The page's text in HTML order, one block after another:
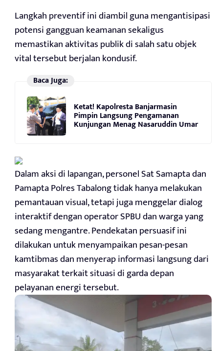
Langkah preventif ini diambil guna mengantisipasi
potensi gangguan keamanan sekaligus
memastikan aktivitas publik di salah satu objek
vital tersebut berjalan kondusif.
Baca Juga:
Ketat! Kapolresta Banjarmasin
Pimpin Langsung Pengamanan
Kunjungan Menag Nasaruddin Umar
Dalam aksi di lapangan, personel Sat Samapta dan
Pamapta Polres Tabalong tidak hanya melakukan
pemantauan visual, tetapi juga menggelar dialog
interaktif dengan operator SPBU dan warga yang
sedang mengantre. Pendekatan persuasif ini
dilakukan untuk menyampaikan pesan-pesan
kamtibmas dan menyerap informasi langsung dari
masyarakat terkait situasi di garda depan
pelayanan energi tersebut.